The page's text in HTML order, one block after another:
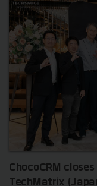
ChocoCRM
TechMatrix